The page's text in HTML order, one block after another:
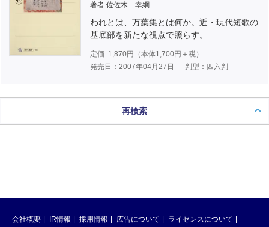
著者 佐佐木 幸綱
われとは、万葉集とは何か。近・現代短歌の
基底部を新たな視点で照らす。
定価 1,870円（本体1,700円＋税）
発売日：2007年04月27日
判型：四六判
再検索
会社概要 IR情報 採用情報 広告について
ライセンスについて